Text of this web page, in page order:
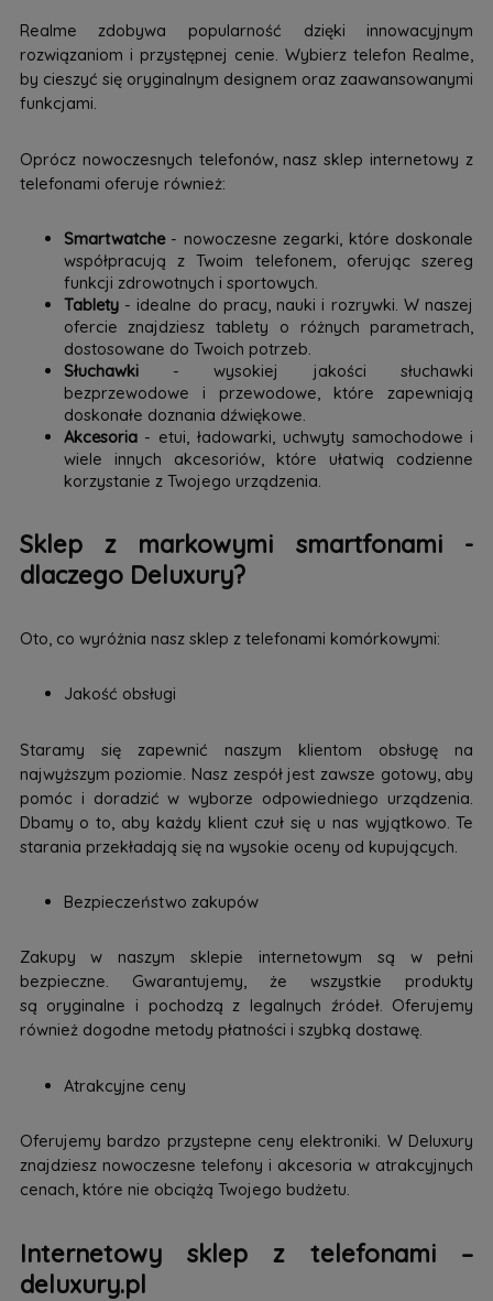
Realme zdobywa popularność dzięki innowacyjnym
rozwiązaniom i przystępnej cenie. Wybierz telefon Realme,
by cieszyć się oryginalnym designem oraz zaawansowanymi
funkcjami.
Oprócz nowoczesnych telefonów, nasz sklep internetowy z
telefonami oferuje również:
Smartwatche- nowoczesne zegarki, które doskonale
współpracują z Twoim telefonem, oferując szereg
funkcji zdrowotnych i sportowych.
Tablety- idealne do pracy, nauki i rozrywki. W naszej
ofercie znajdziesz tablety o różnych parametrach,
dostosowane do Twoich potrzeb.
Słuchawki- wysokiej jakości słuchawki
bezprzewodowe i przewodowe, które zapewniają
doskonałe doznania dźwiękowe.
Akcesoria- etui, ładowarki, uchwyty samochodowe i
wiele innych akcesoriów, które ułatwią codzienne
korzystanie z Twojego urządzenia.
Sklep z markowymi smartfonami -
dlaczego Deluxury?
Oto, co wyróżnia nasz sklep z telefonami komórkowymi:
Jakość obsługi
Staramy się zapewnić naszym klientom obsługę na
najwyższym poziomie. Nasz zespół jest zawsze gotowy, aby
pomóc i doradzić w wyborze odpowiedniego urządzenia.
Dbamy o to, aby każdy klient czuł się u nas wyjątkowo. Te
starania przekładają się na wysokie oceny od kupujących.
Bezpieczeństwo zakupów
Zakupy w naszym sklepie internetowym są w pełni
bezpieczne. Gwarantujemy, że wszystkie produkty
są oryginalne i pochodzą z legalnych źródeł. Oferujemy
również dogodne metody płatności i szybką dostawę.
Atrakcyjne ceny
Oferujemy bardzo przystepne ceny elektroniki. W Deluxury
znajdziesz nowoczesne telefony i akcesoria w atrakcyjnych
cenach, które nie obciążą Twojego budżetu.
Internetowy sklep z telefonami –
deluxury.pl